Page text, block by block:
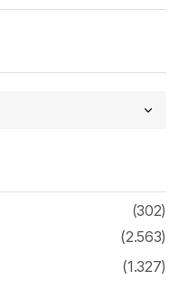
(302)
(2.563)
(1.327)